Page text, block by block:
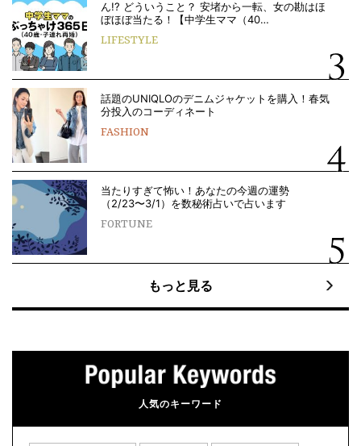
ん!? どういうこと？ 安堵から一転、女の勘はほ
ぼほぼ当たる！【中学生ママ（40…
LIFESTYLE
話題のUNIQLOのデニムジャケットを購入！春気
分投入のコーディネート
FASHION
当たりすぎて怖い！あなたの今週の運勢
（2/23〜3/1）を数秘術占いで占います
FORTUNE
もっと見る
人気のキーワード